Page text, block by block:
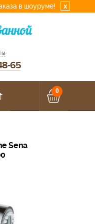
в шоуруме! x
65
0
Sena